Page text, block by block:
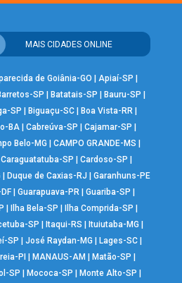
MAIS CIDADES ONLINE
de Goiânia-GO | Apiaí-SP |
SP |Batatais-SP |Bauru-SP |
SP |Biguaçu-SC |Boa Vista-RR |
BA| Cabreúva-SP | Cajamar-SP |
Belo-MG |CAMPO GRANDE-MS |
Caraguatatuba-SP | Cardoso-SP |
| Duque de Caxias-RJ | Garanhuns-PE
| Guarapuava-PR | Guariba-SP |
| Ilha Bela-SP | Ilha Comprida-SP |
SP | Itaqui-RS | Ituiutaba-MG |
SP | José Raydan-MG | Lages-SC|
PI | MANAUS-AM | Matão-SP |
SP |Mococa-SP |Monte Alto-SP |